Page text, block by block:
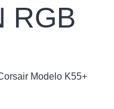
RGB
Modelo K55+